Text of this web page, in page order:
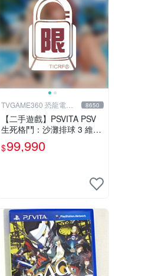
TVGAME360 恐龍電玩- 8650
【二手遊戲】PSVITA PSV
生死格鬥：沙灘排球 3 維納
斯 中文版【台中恐龍電玩】
$99,990